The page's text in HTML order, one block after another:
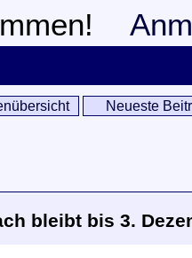
Neueste
bleibt bis 3.